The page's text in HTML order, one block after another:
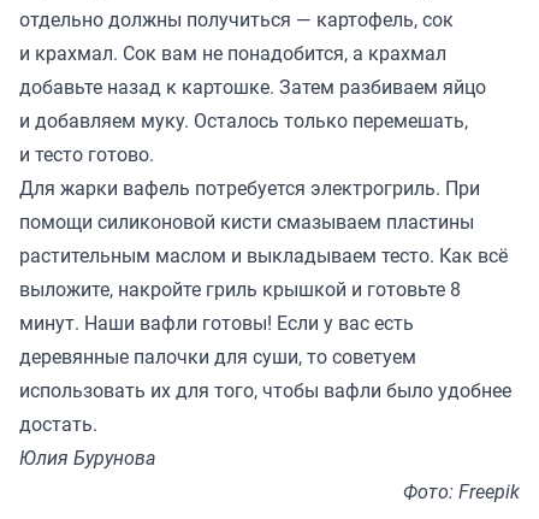
отдельно должны получиться — картофель, сок
и крахмал. Сок вам не понадобится, а крахмал
добавьте назад к картошке. Затем разбиваем яйцо
и добавляем муку. Осталось только перемешать,
и тесто готово.
Для жарки вафель потребуется электрогриль. При
помощи силиконовой кисти смазываем пластины
растительным маслом и выкладываем тесто. Как всё
выложите, накройте гриль крышкой и готовьте 8
минут. Наши вафли готовы! Если у вас есть
деревянные палочки для суши, то советуем
использовать их для того, чтобы вафли было удобнее
достать.
Юлия Бурунова
Фото: Freepik